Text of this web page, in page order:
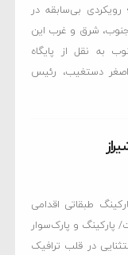
رویکردی بی‌سابقه در
شرق و غرب این
به نقل از پایگاه
دستغیب، رئیس
طبقاتی اقدامی
پارکینگ و پارک‌سوار
استثنایی در قلب ترافیک